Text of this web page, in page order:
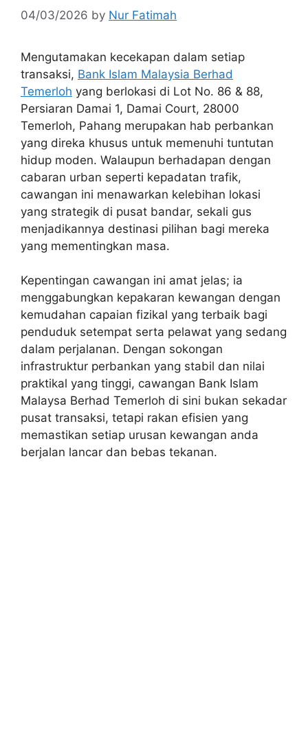
04/03/2026 by Nur Fatimah
Mengutamakan kecekapan dalam setiap
transaksi, Bank Islam Malaysia Berhad
Temerloh yang berlokasi di Lot No. 86 & 88,
Persiaran Damai 1, Damai Court, 28000
Temerloh, Pahang merupakan hab perbankan
yang direka khusus untuk memenuhi tuntutan
hidup moden. Walaupun berhadapan dengan
cabaran urban seperti kepadatan trafik,
cawangan ini menawarkan kelebihan lokasi
yang strategik di pusat bandar, sekali gus
menjadikannya destinasi pilihan bagi mereka
yang mementingkan masa.
Kepentingan cawangan ini amat jelas; ia
menggabungkan kepakaran kewangan dengan
kemudahan capaian fizikal yang terbaik bagi
penduduk setempat serta pelawat yang sedang
dalam perjalanan. Dengan sokongan
infrastruktur perbankan yang stabil dan nilai
praktikal yang tinggi, cawangan Bank Islam
Malaysa Berhad Temerloh di sini bukan sekadar
pusat transaksi, tetapi rakan efisien yang
memastikan setiap urusan kewangan anda
berjalan lancar dan bebas tekanan.